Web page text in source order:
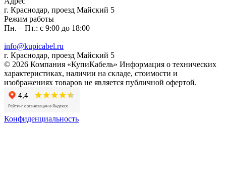
г. Краснодар, проезд Майский 5
Режим работы
Пн. – Пт.: с 9:00 до 18:00
info@kupicabel.ru
г. Краснодар, проезд Майский 5
© 2026 Компания «КупиКабель» Информация о технических
характеристиках, наличии на складе, стоимости и
изображениях товаров не является публичной офертой.
Конфиденциальность